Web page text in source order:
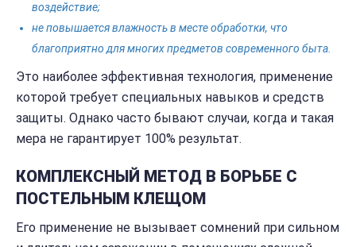
воздействие;
не повышается влажность в месте обработки, что
благоприятно для многих предметов современного быта.
Это наиболее эффективная технология, применение
которой требует специальных навыков и средств
защиты. Однако часто бывают случаи, когда и такая
мера не гарантирует 100% результат.
КОМПЛЕКСНЫЙ МЕТОД В БОРЬБЕ С
ПОСТЕЛЬНЫМ КЛЕЩОМ
Его применение не вызывает сомнений при сильном